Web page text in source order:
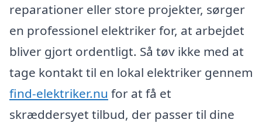
reparationer eller store projekter, sørger
en professionel elektriker for, at arbejdet
bliver gjort ordentligt. Så tøv ikke med at
tage kontakt til en lokal elektriker gennem
find-elektriker.nu for at få et
skræddersyet tilbud, der passer til dine